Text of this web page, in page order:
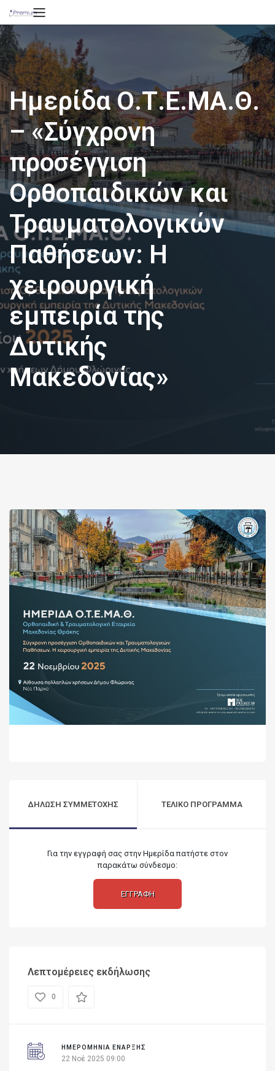
Ημερίδα Ο.Τ.Ε.ΜΑ.Θ.
– «Σύγχρονη
προσέγγιση
Ορθοπαιδικών και
Τραυματολογικών
Παθήσεων: Η
χειρουργική
εμπειρία της
Δυτικής
Μακεδονίας»
ΔΗΛΩΣΗ ΣΥΜΜΕΤΟΧΗΣ ΤΕΛΙΚΟ ΠΡΟΓΡΑΜΜΑ
Για την εγγραφή σας στην Ημερίδα πατήστε στον
παρακάτω σύνδεσμο:
ΕΓΓΡΑΦΗ
Λεπτομέρειες εκδήλωσης
0
ΗΜΕΡΟΜΗΝΊΑ ΈΝΑΡΞΗΣ
22 Νοέ 2025 09:00